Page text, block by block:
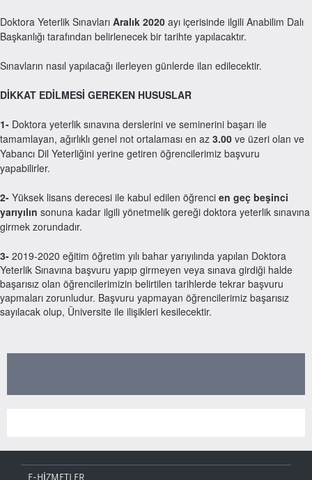
Doktora Yeterlik Sınavları Aralık 2020 ayı içerisinde ilgili Anabilim Dalı
Başkanlığı tarafından belirlenecek bir tarihte yapılacaktır.
Sınavların nasıl yapılacağı ilerleyen günlerde ilan edilecektir.
DİKKAT EDİLMESİ GEREKEN HUSUSLAR
1- Doktora yeterlik sınavına derslerini ve seminerini başarı ile
tamamlayan, ağırlıklı genel not ortalaması en az 3.00 ve üzeri olan ve
Yabancı Dil Yeterliğini yerine getiren öğrencilerimiz başvuru
yapabilirler.
2- Yüksek lisans derecesi ile kabul edilen öğrenci en geç beşinci
yarıyılın sonuna kadar ilgili yönetmelik gereği doktora yeterlik sınavına
girmek zorundadır.
3- 2019-2020 eğitim öğretim yılı bahar yarıyılında yapılan Doktora
Yeterlik Sınavına başvuru yapıp girmeyen veya sınava girdiği halde
başarısız olan öğrencilerimizin belirtilen tarihlerde tekrar başvuru
yapmaları zorunludur. Başvuru yapmayan öğrencilerimiz başarısız
sayılacak olup, Üniversite ile ilişikleri kesilecektir.
E-HİZMETLER